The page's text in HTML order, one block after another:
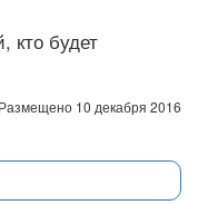
кто будет
Размещено 10 декабря 2016